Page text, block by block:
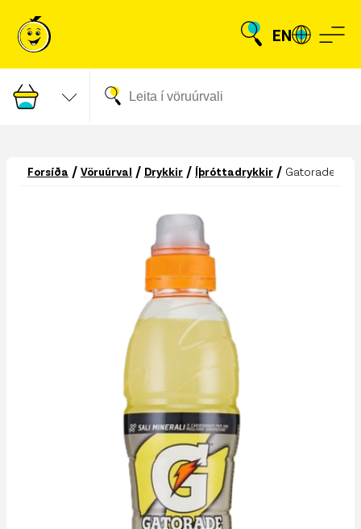
EN
Forsíða / Vöruúrval / Drykkir / Íþróttadrykkir / Gatorade